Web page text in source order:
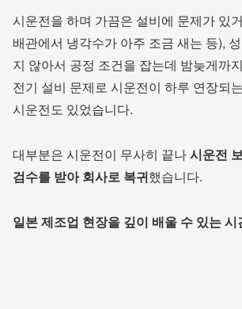
시운전을 하며 가끔은 설비에 문제가 있
배관에서 냉각수가 아주 조금 새는 등),
지 않아서 공정 조건을 잡는데 밤늦게까
전기 설비 문제로 시운전이 하루 연장되
시운전도 있었습니다.
대부분은 시운전이 무사히 끝나시운전
검수를 받아 회사로 복귀했습니다.
일본 제조업 현장을 깊이 배울 수 있는